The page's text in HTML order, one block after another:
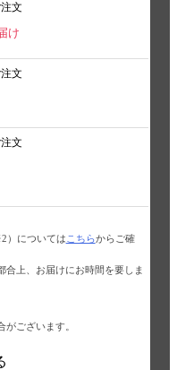
文
け
文
文
）については こちらからご確
合上、お届けにお時間を要しま
ございます。